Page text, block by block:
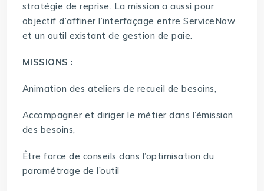
stratégie de reprise. La mission a aussi pour
objectif d’affiner l’interfaçage entre ServiceNow
et un outil existant de gestion de paie.
MISSIONS :
Animation des ateliers de recueil de besoins,
Accompagner et diriger le métier dans l’émission
des besoins,
Être force de conseils dans l’optimisation du
paramétrage de l’outil